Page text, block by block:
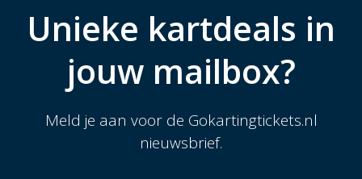
Unieke kartdeals in
jouw mailbox?
Meld je aan voor de Gokartingtickets.nl
nieuwsbrief.